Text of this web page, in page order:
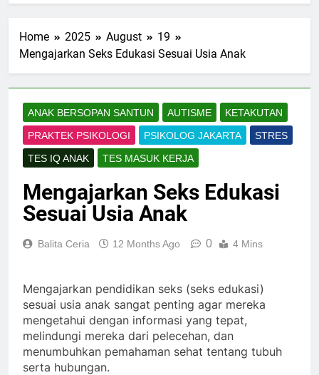
Home 2025 August
19
Mengajarkan Seks Edukasi Sesuai Usia Anak
ANAK BERSOPAN SANTUN AUTISME
KETAKUTAN
PRAKTEK PSIKOLOGI
PSIKOLOG JAKARTA
STRES
TES IQ ANAK
TES MASUK KERJA
Mengajarkan Seks Edukasi
Sesuai Usia Anak
Balita Ceria 12 Months Ago 0 4 Mins
Mengajarkan pendidikan seks (seks edukasi)
sesuai usia anak sangat penting agar mereka
mengetahui dengan informasi yang tepat,
melindungi mereka dari pelecehan, dan
menumbuhkan pemahaman sehat tentang tubuh
serta hubungan.